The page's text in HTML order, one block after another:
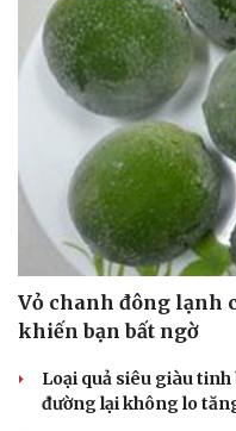
Vỏ chanh đông lạnh
khiến bạn bất ngờ
Loại quả siêu giàu
đường lại không lo